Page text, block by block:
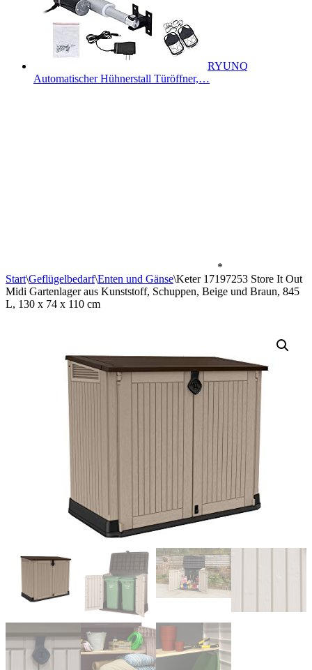
RYUNQ
Automatischer Hühnerstall Türöffner,…
*
Start\Geflügelbedarf\Enten und Gänse\Keter 17197253 Store It Out
Midi Gartenlager aus Kunststoff, Schuppen, Beige und Braun, 845
L, 130 x 74 x 110 cm